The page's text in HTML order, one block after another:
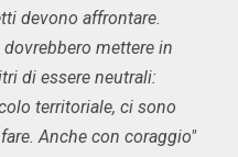
devono affrontare.
mettere in
di essere neutrali:
territoriale, ci sono
Anche con coraggio"